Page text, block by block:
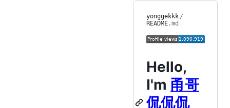
yonggekkk /
README.md
Hello,
I'm 甬哥
侃侃侃